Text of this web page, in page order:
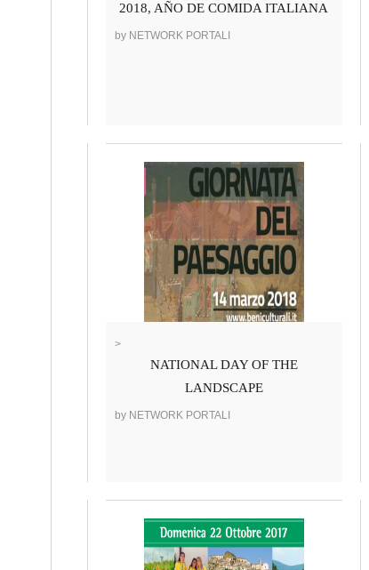
2018, AÑO DE COMIDA ITALIANA
by NETWORK PORTALI
>
NATIONAL DAY OF THE
LANDSCAPE
by NETWORK PORTALI